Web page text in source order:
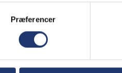
Præferencer